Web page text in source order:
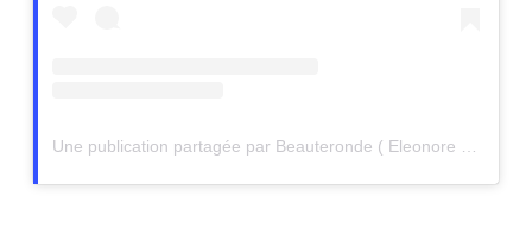
Une publication partagée par Beauteronde ( Eleonore Bacher ) (@beauteronde)